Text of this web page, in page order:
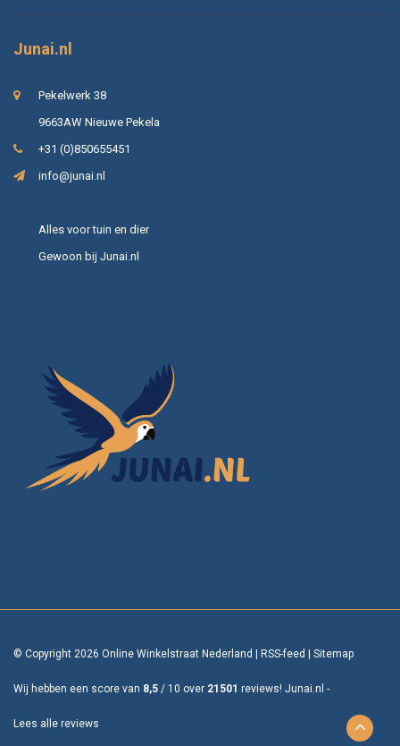
Junai.nl
Pekelwerk 38
9663AW Nieuwe Pekela
+31 (0)850655451
info@junai.nl
Alles voor tuin en dier
Gewoon bij Junai.nl
© Copyright 2026 Online Winkelstraat Nederland RSS-feed Sitemap
Wij hebben een score van 8,5 / 10 over 21501 reviews! Junai.nl -
Lees alle reviews